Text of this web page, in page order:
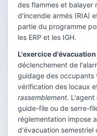
des flammes et balayer
d'incendie armés (RIA)
partie du programme
les ERP et les IGH.
L'exercice
déclenchement de
guidage des occupants
vérification des locaux
rassemblement. L'agent
guide-file ou de serre-
réglementation impose
d'évacuation semestriel